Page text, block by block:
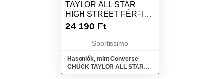
TAYLOR ALL STAR
HIGH STREET FÉRFI
TORNACIPŐ, FEHÉR,
24 190 Ft
Sportissimo
Hasonlók, mint Converse
CHUCK TAYLOR ALL STAR
HIGH STREET Férfi tornacipő,